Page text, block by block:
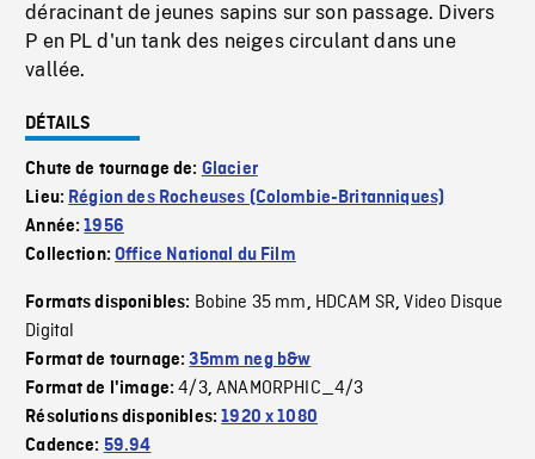
déracinant de jeunes sapins sur son passage. Divers
P en PL d'un tank des neiges circulant dans une
vallée.
DÉTAILS
Chute de tournage de: Glacier
Lieu: Région des Rocheuses (Colombie-Britanniques)
Année:1956
Collection:Office National du Film
Formats disponibles: Bobine 35 mm, HDCAM SR,Video Disque
Digital
Format de tournage:35mm neg b&w
Format de l'image:4/3,ANAMORPHIC_4/3
Résolutions disponibles:1920 x 1080
Cadence: 59.94